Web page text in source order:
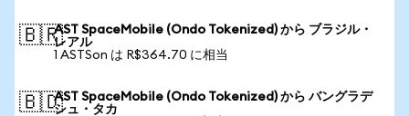
🇧🇷AST SpaceMobile (Ondo Tokenized) から ブラジル・
レアル
1 ASTSon は R$364.70 に相当
🇧🇩AST SpaceMobile (Ondo Tokenized) から バングラデ
シュ・タカ